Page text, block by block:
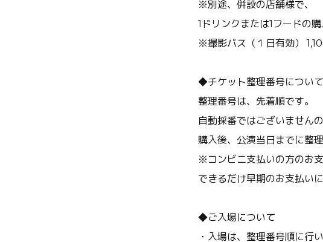
※別途、併設の店舗様で、
1ドリンクまたは1フードの
※撮影パス（１日有効）
◆チケット整理番号について
整理番号は、先着順です。
自動採番ではございません
購入後、公演当日までに整
※コンビニ支払いの方のお
できるだけ早期のお支払い
◆ご入場について
・入場は、整理番号順に行